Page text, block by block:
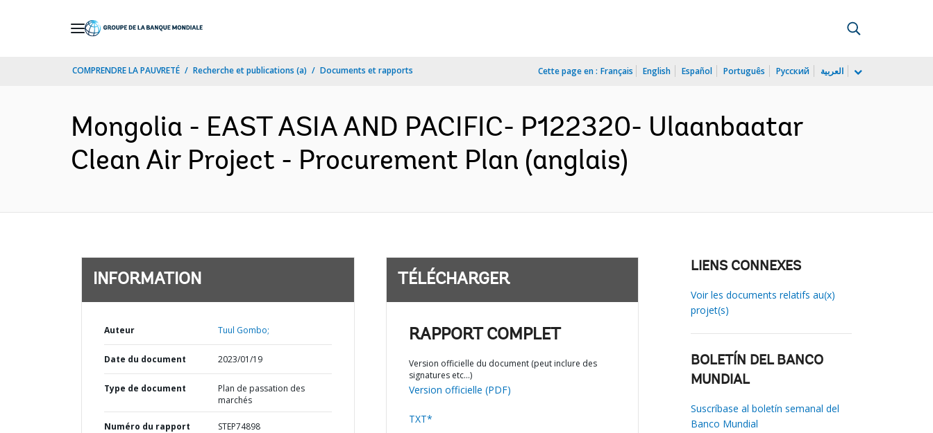
COMPRENDRE LA PAUVRETÉ Recherche et publications (a) Documents et rapports Cette page en : Français English Español Português Русский العربية
Mongolia - EAST ASIA AND PACIFIC- P122320- Ulaanbaatar
Clean Air Project - Procurement Plan (anglais)
INFORMATION
Auteur Tuul Gombo;
Date du document 2023/01/19
Type de document
Plan de passation des
marchés
Numéro du rapport STEP74898
TÉLÉCHARGER
RAPPORT COMPLET
Version officielle du document (peut inclure des
signatures etc…)
Version officielle (PDF)
TXT*
LIENS CONNEXES
Voir les documents relatifs au(x)
projet(s)
BOLETÍN DEL BANCO
MUNDIAL
Suscríbase al boletín semanal del
Banco Mundial